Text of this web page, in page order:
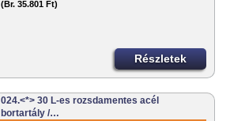
(Br. 35.801 Ft)
Részletek
024.<*> 30 L-es rozsdamentes acél
bortartály /…